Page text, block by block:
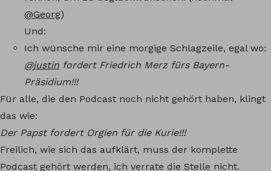
@Georg)
Und:
Ich wünsche mir eine morgige Schlagzeile, egal wo:
@justin fordert Friedrich Merz fürs Bayern-
Präsidium!!!
Für alle, die den Podcast noch nicht gehört haben, klingt
das wie:
Der Papst fordert Orgien für die Kurie!!!
Freilich, wie sich das aufklärt, muss der komplette
Podcast gehört werden, ich verrate die Stelle nicht.